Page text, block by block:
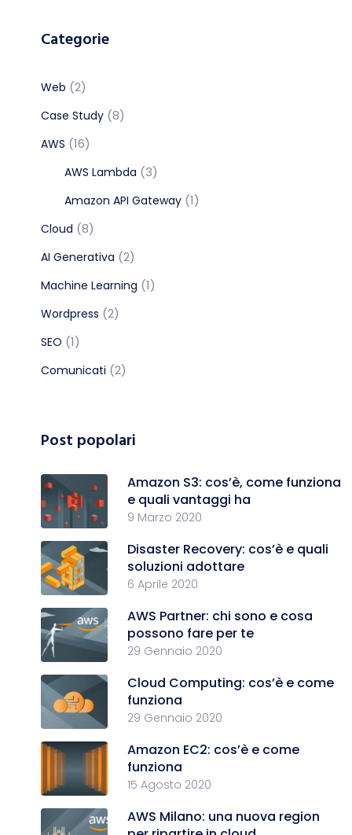
Categorie
Web (2)
Case Study (8)
AWS (16)
AWS Lambda (3)
Amazon API Gateway (1)
Cloud (8)
AI Generativa (2)
Machine Learning (1)
Wordpress (2)
SEO (1)
Comunicati (2)
Post popolari
Amazon S3: cos’è, come funziona
e quali vantaggi ha
9 Marzo 2020
Disaster Recovery: cos’è e quali
soluzioni adottare
6 Aprile 2020
AWS Partner: chi sono e cosa
possono fare per te
29 Gennaio 2020
Cloud Computing: cos’è e come
funziona
29 Gennaio 2020
Amazon EC2: cos’è e come
funziona
15 Agosto 2020
AWS Milano: una nuova region